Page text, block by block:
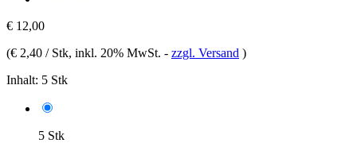
€ 12,00
(€ 2,40 / Stk, inkl. 20% MwSt. - zzgl. Versand )
Inhalt: 5 Stk
5 Stk